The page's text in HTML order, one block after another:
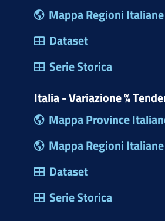
Mappa Regioni Italiane
Dataset
Serie Storica
Italia - Variazione %
Mappa Province
Mappa Regioni Italiane
Dataset
Serie Storica